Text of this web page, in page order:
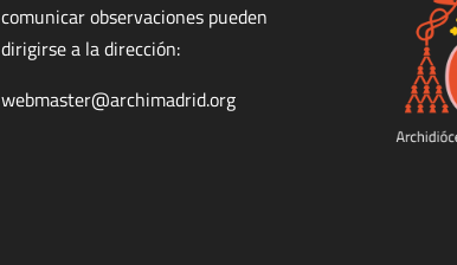
comunicar observaciones pueden
dirigirse a la dirección:
webmaster@archimadrid.org